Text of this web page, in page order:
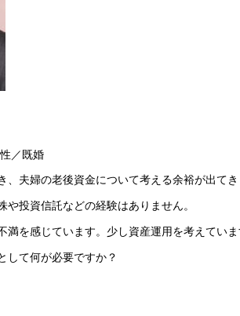
／既婚
、夫婦の老後資金について考える余裕が出てき
投資信託などの経験はありません。
満を感じています。少し資産運用を考えていま
して何が必要ですか？